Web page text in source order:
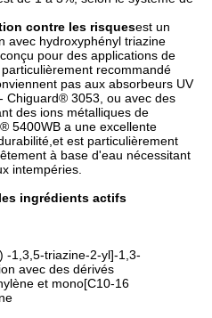
contre les risquesest un
avec hydroxyphényl triazine
pour des applications de
recommandé
pas aux absorbeurs UV
Chiguard® 3053, ou avec des
des ions métalliques de
5400WB a une excellente
est particulièrement
à base d'eau nécessitant
intempéries.
ingrédients actifs
-1,3,5-triazine-2-yl]-1,3-
avec des dérivés
et mono[C10-16